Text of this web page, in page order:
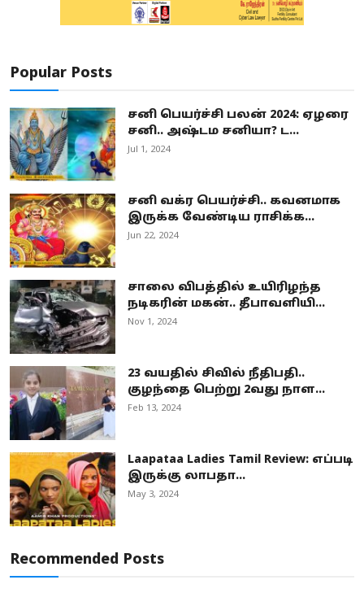
Popular Posts
சனி பெயர்ச்சி பலன் 2024: ஏழரை
சனி.. அஷ்டம சனியா? ட...
Jul 1, 2024
சனி வக்ர பெயர்ச்சி.. கவனமாக
இருக்க வேண்டிய ராசிக்க...
Jun 22, 2024
சாலை விபத்தில் உயிரிழந்த
நடிகரின் மகன்.. தீபாவளியி...
Nov 1, 2024
23 வயதில் சிவில் நீதிபதி..
குழந்தை பெற்று 2வது நாள...
Feb 13, 2024
Laapataa Ladies Tamil Review: எப்படி
இருக்கு லாபதா...
May 3, 2024
Recommended Posts